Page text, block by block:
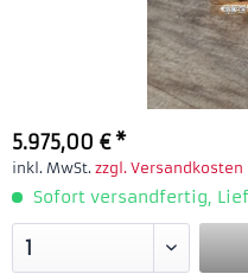
5.975,00 € *
inkl. MwSt. zzgl. Versandkosten
Sofort versandfertig,